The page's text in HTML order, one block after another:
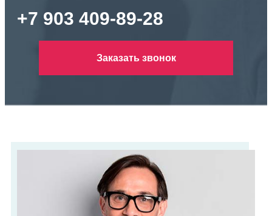
+7 903 409-89-28
Заказать звонок